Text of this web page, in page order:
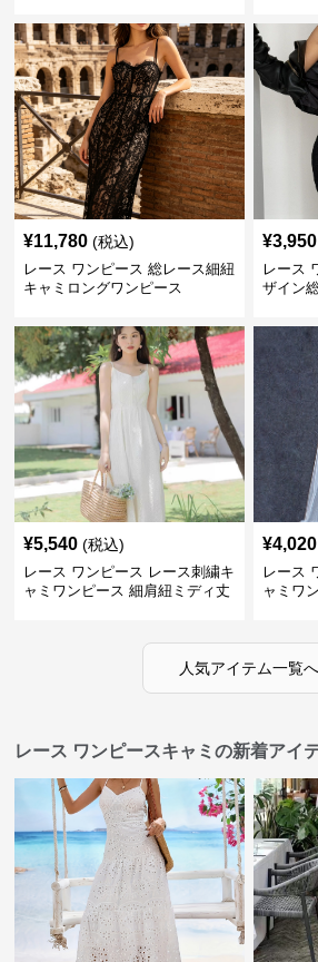
¥11,780 (税込)
レース ワンピース 総レース細紐
キャミロングワンピース
¥3,950
レース
ザイン
¥5,540 (税込)
レース ワンピース レース刺繍キ
ャミワンピース 細肩紐ミディ丈
¥4,020
レース
ャミワ
人気アイテム一覧へ
レース ワンピースキャミの新着アイ